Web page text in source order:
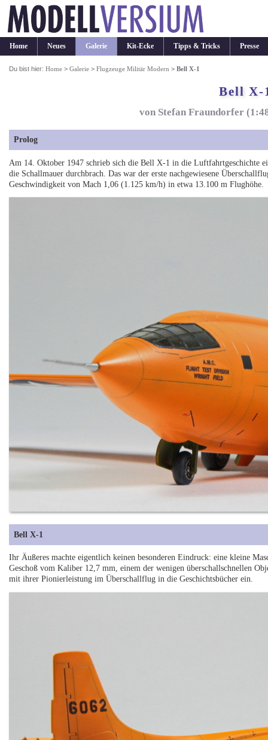
Home Neues Galerie Kit-Ecke Tipps & Tricks Presse
Du bist hier:Home >Galerie >Flugzeuge Militär Modern >Bell X-1
Bell X-
von Stefan Fraundorfer
Prolog
Am 14. Oktober 1947 schrieb sich die Bell X-1 in die Luftfahrtgeschichte
die Schallmauer durchbrach. Das war der erste nachgewiesene
Geschwindigkeit von Mach 1,06 (1.125 km/h) in etwa 13.100 m Flughöhe.
Bell X-1
Ihr Äußeres machte eigentlich keinen besonderen Eindruck: eine kleine
Geschoß vom Kaliber 12,7 mm, einem der wenigen überschallschnellen
mit ihrer Pionierleistung im Überschallflug in die Geschichtsbücher ein.